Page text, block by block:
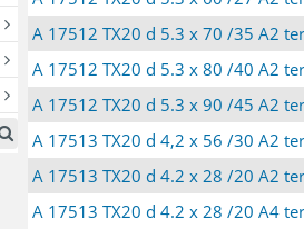
A 17512 TX20 d 5.3 x 70 /35 A2
A 17512 TX20 d 5.3 x 80 /40 A2
A 17512 TX20 d 5.3 x 90 /45 A2
A 17513 TX20 d 4,2 x 56 /30 A2
A 17513 TX20 d 4.2 x 28 /20 A2
A 17513 TX20 d 4.2 x 28 /20 A4